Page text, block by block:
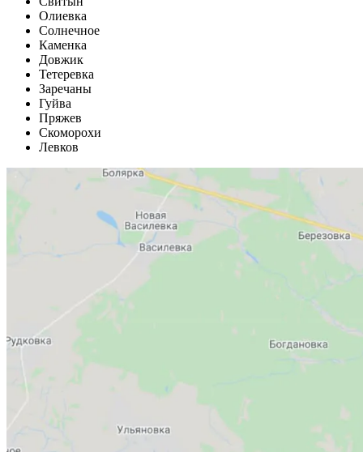
Олиевка
Солнечное
Каменка
Довжик
Тетеревка
Заречаны
Гуйва
Пряжев
Скоморохи
Левков